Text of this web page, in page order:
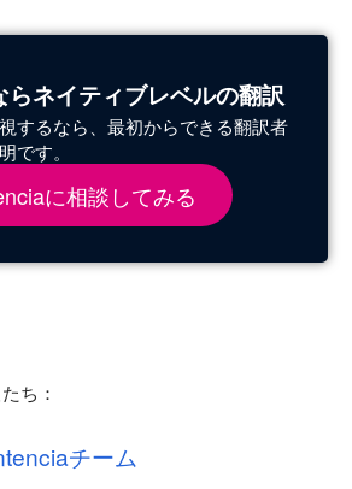
らネイティブレベルの翻訳
するなら、最初からできる翻訳者
です。
に相談してみる
ち：
チーム